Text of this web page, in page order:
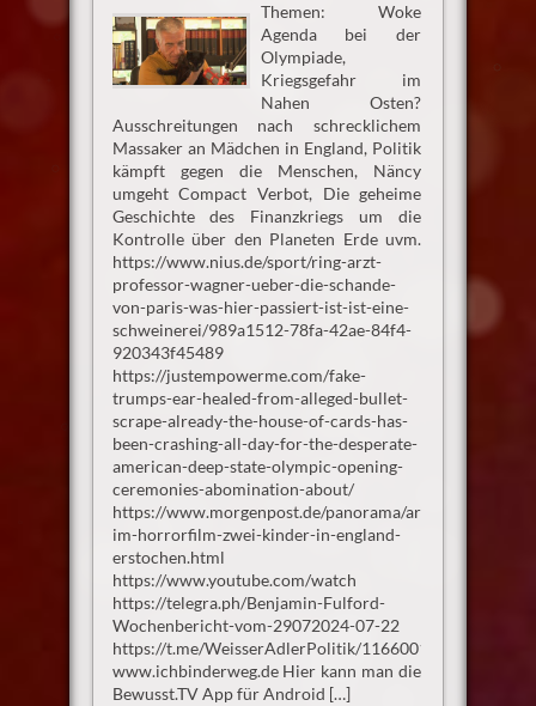
Themen: Woke
Agenda bei der
Olympiade,
Kriegsgefahr im
Nahen Osten?
Ausschreitungen nach schrecklichem
Massaker an Mädchen in England, Politik
kämpft gegen die Menschen, Näncy
umgeht Compact Verbot, Die geheime
Geschichte des Finanzkriegs um die
Kontrolle über den Planeten Erde uvm.
https://www.nius.de/sport/ring-arzt-
professor-wagner-ueber-die-schande-
von-paris-was-hier-passiert-ist-ist-eine-
schweinerei/989a1512-78fa-42ae-84f4-
920343f45489
https://justempowerme.com/fake-
trumps-ear-healed-from-alleged-bullet-
scrape-already-the-house-of-cards-has-
been-crashing-all-day-for-the-desperate-
american-deep-state-olympic-opening-
ceremonies-abomination-about/
https://www.morgenpost.de/panorama/
im-horrorfilm-zwei-kinder-in-england-
erstochen.html
https://www.youtube.com/watch
https://telegra.ph/Benjamin-Fulford-
Wochenbericht-vom-29072024-07-22
https://t.me/WeisserAdlerPolitik/1166001
www.ichbinderweg.de Hier kann man die
Bewusst.TV App für Android […]